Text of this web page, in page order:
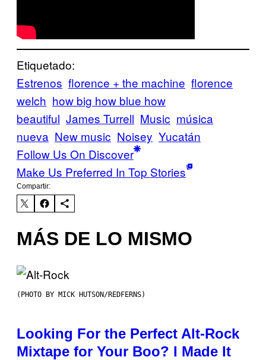
Etiquetado:
Estrenos florence + the machine florence
welch how big how blue how
beautiful James Turrell Music música
nueva New music Noisey Yucatán
Follow Us On Discover
Make Us Preferred In Top Stories
Compartir:
MÁS DE LO MISMO
(PHOTO BY MICK HUTSON/REDFERNS)
Looking For the Perfect Alt-Rock
Mixtape for Your Boo? I Made It